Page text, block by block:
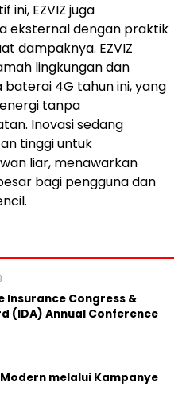
ini, EZVIZ juga
eksternal dengan praktik
dampaknya. EZVIZ
lingkungan dan
4G tahun ini, yang
tanpa
Inovasi sedang
tinggi untuk
liar, menawarkan
bagi pengguna dan
Insurance Congress &
(IDA) Annual Conference
melalui Kampanye